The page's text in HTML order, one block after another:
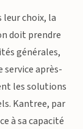
leur choix, la
doit prendre
générales,
service après-
les solutions
Kantree, par
à sa capacité